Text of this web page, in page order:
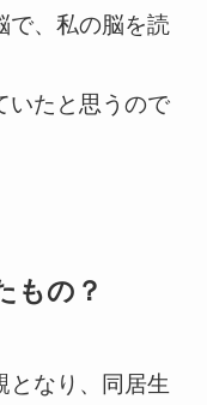
で、私の脳を読
いたと思うので
もの？
となり、同居生